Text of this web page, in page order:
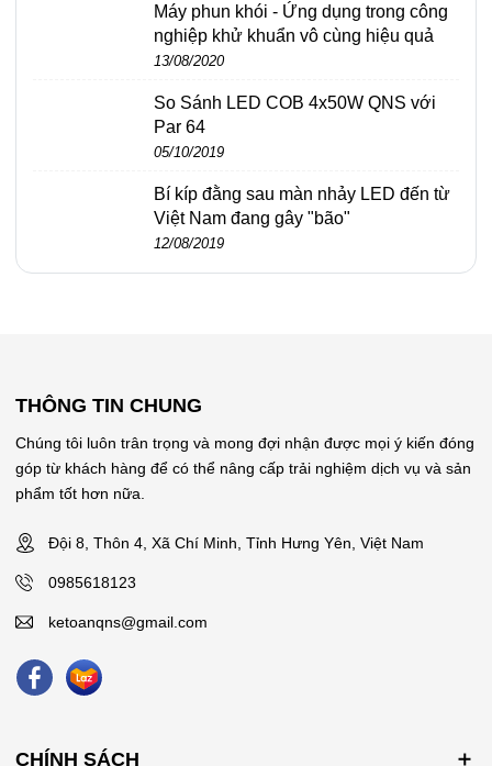
Máy phun khói - Ứng dụng trong công
nghiệp khử khuẩn vô cùng hiệu quả
13/08/2020
So Sánh LED COB 4x50W QNS với
Par 64
05/10/2019
Bí kíp đằng sau màn nhảy LED đến từ
Việt Nam đang gây "bão"
12/08/2019
THÔNG TIN CHUNG
Chúng tôi luôn trân trọng và mong đợi nhận được mọi ý kiến đóng
góp từ khách hàng để có thể nâng cấp trải nghiệm dịch vụ và sản
phẩm tốt hơn nữa.
Đội 8, Thôn 4, Xã Chí Minh, Tỉnh Hưng Yên, Việt Nam
0985618123
ketoanqns@gmail.com
CHÍNH SÁCH